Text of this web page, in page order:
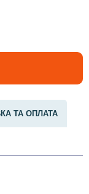
ТА ОПЛАТА